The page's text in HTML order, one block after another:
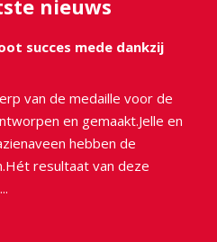
nieuws
succes mede dankzij
van de medaille voor de
en gemaakt.Jelle en
hebben de
resultaat van deze